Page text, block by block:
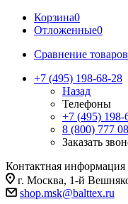
Корзина0
Отложенные0
Сравнение товаров
+7 (495) 198-68-28
Назад
Телефоны
+7 (495) 198-
8 (800) 777
Заказать
Контактная информация
г. Москва, 1-й
shop.msk@balttex.ru